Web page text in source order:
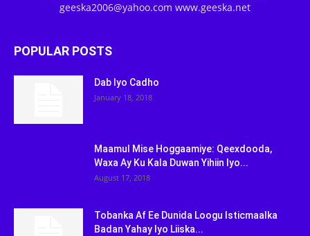
geeska2006@yahoo.com www.geeska.net
POPULAR POSTS
Dab Iyo Cadho
January 18, 2018
Maamul Mise Hoggaamiye: Qeexdooda,
Waxa Ay Ku Kala Duwan Yihiin Iyo...
August 17, 2018
Tobanka Af Ee Dunida Loogu Isticmaalka
Badan Yahay Iyo Liiska...